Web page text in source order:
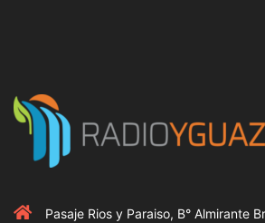
Pasaje Rios y Paraiso, B° Almirante